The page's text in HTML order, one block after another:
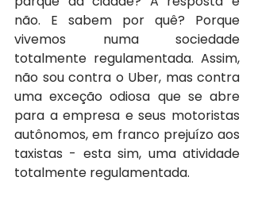
não. E sabem por quê? Porque
vivemos numa sociedade
totalmente regulamentada. Assim,
não sou contra o Uber, mas contra
uma exceção odiosa que se abre
para a empresa e seus motoristas
autônomos, em franco prejuízo aos
taxistas - esta sim, uma atividade
totalmente regulamentada.